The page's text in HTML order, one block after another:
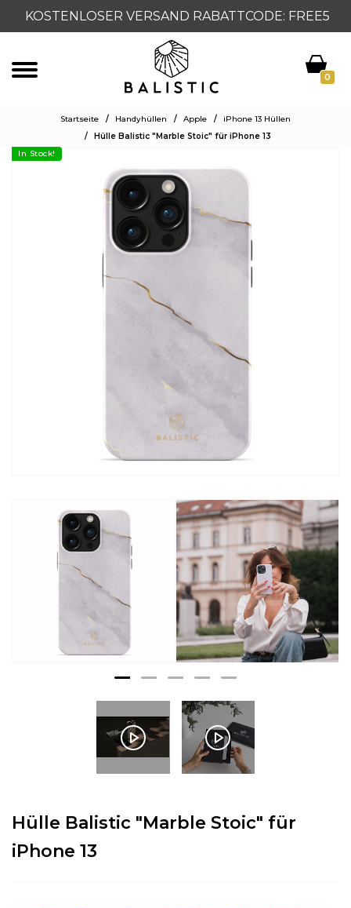
KOSTENLOSER VERSAND RABATTCODE: FREE5
0
Startseite / Handyhüllen / Apple /
iPhone 13 Hüllen
/
Hülle Balistic "Marble Stoic" für iPhone 13
In Stock!
Hülle Balistic "Marble Stoic" für
iPhone 13